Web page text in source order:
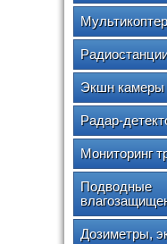
Экшн камеры
Радар-
Мониторинг
Подводные
Дозиметры,